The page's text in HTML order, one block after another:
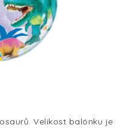
Velikost balónku je